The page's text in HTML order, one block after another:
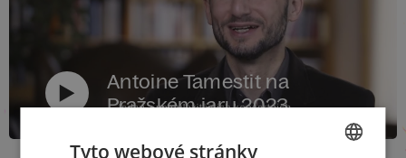
Antoine Tamestit na
Pražském jaru 2023
Tyto webové stránky